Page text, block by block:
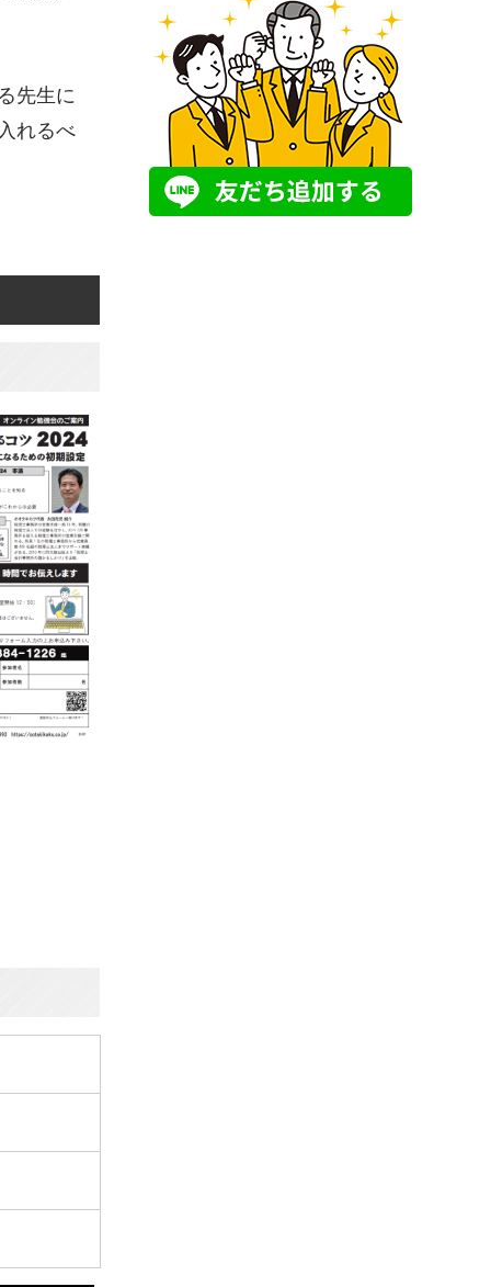
先生に
れるべ